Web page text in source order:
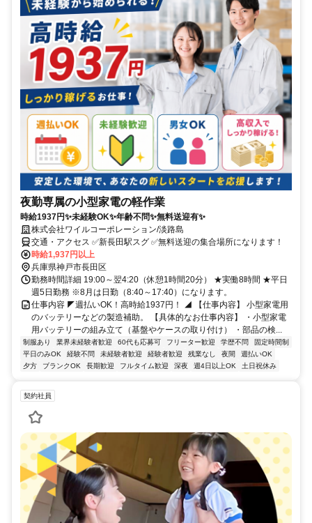
夜勤専属の小型家電の軽作業
時給1937円✨未経験OK✨年齢不問✨無料送迎有✨
株式会社ワイルコーポレーション/淡路島
交通・アクセス ✅新長田駅スグ ✅無料送迎の集合場所になります！
時給1,937円以上
兵庫県神戸市長田区
勤務時間詳細 19:00～翌4:20（休憩1時間20分） ★実働8時間 ★平日
週5日勤務 ※8月は日勤（8:40～17:40）になります。
仕事内容 ◤週払いOK！高時給1937円！ ◢ 【仕事内容】 小型家電用
のバッテリーなどの製造補助。 【具体的なお仕事内容】 ・小型家電
用バッテリーの組み立て（基盤やケースの取り付け） ・部品の検...
制服あり 業界未経験者歓迎 60代も応募可 フリーター歓迎 学歴不問
固定時間制
平日のみOK
経験不問 未経験者歓迎 経験者歓迎 残業なし 夜間
週払いOK
夕方
ブランクOK 長期歓迎 フルタイム歓迎 深夜 週4日以上OK 土日祝休み
契約社員